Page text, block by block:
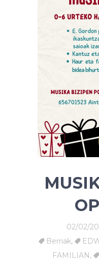
02/02/
Berriak,
FAMILIAN ,